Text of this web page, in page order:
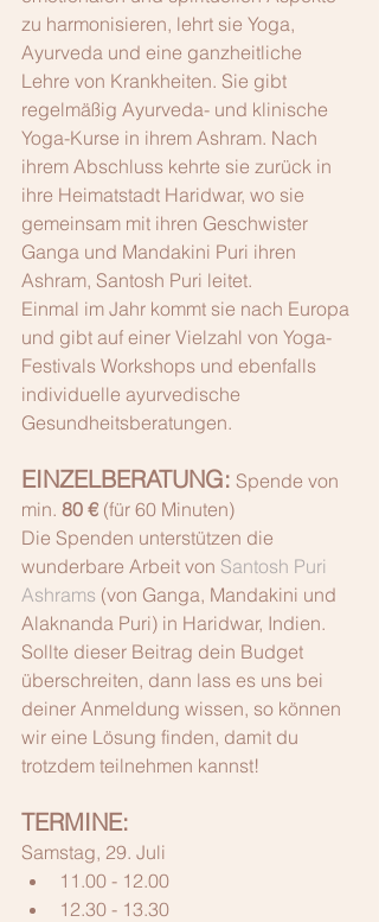
zu harmonisieren, lehrt sie Yoga,
Ayurveda und eine ganzheitliche
Lehre von Krankheiten. Sie gibt
regelmäßig Ayurveda- und klinische
Yoga-Kurse in ihrem Ashram. Nach
ihrem Abschluss kehrte sie zurück in
ihre Heimatstadt Haridwar, wo sie
gemeinsam mit ihren Geschwister
Ganga und Mandakini Puri ihren
Ashram, Santosh Puri leitet.
Einmal im Jahr kommt sie nach Europa
und gibt auf einer Vielzahl von Yoga-
Festivals Workshops und ebenfalls
individuelle ayurvedische
Gesundheitsberatungen.
EINZELBERATUNG: Spende von
min. 80 € (für 60 Minuten)
Die Spenden unterstützen die
wunderbare Arbeit von Santosh Puri
Ashrams (von Ganga, Mandakini und
Alaknanda Puri) in Haridwar, Indien.
Sollte dieser Beitrag dein Budget
überschreiten, dann lass es uns bei
deiner Anmeldung wissen, so können
wir eine Lösung finden, damit du
trotzdem teilnehmen kannst!
TERMINE:
Samstag, 29. Juli
11.00 - 12.00
12.30 - 13.30